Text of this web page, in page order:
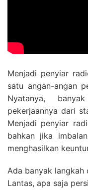
Menjadi penyiar
satu angan-angan
Nyatanya,
pekerjaannya dari
Menjadi penyiar
bahkan jika
menghasilkan
Ada banyak
Lantas, apa saja